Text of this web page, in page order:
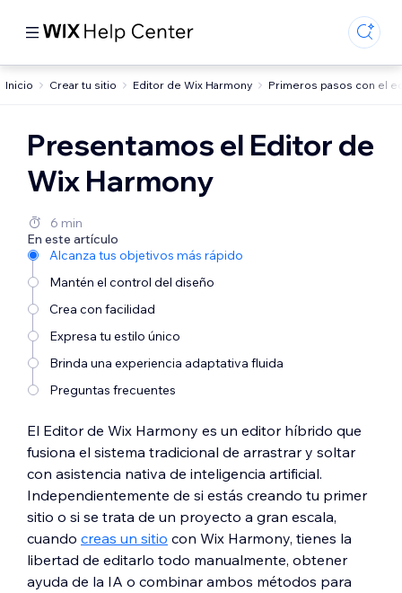
Inicio Crear tu sitio Editor de Wix Harmony Primeros pasos con el
Presentamos el Editor de
Wix Harmony
6 min
En este artículo
Alcanza tus objetivos más rápido
Mantén el control del diseño
Crea con facilidad
Expresa tu estilo único
Brinda una experiencia adaptativa fluida
Preguntas frecuentes
El Editor de Wix Harmony es un editor híbrido que
fusiona el sistema tradicional de arrastrar y soltar
con asistencia nativa de inteligencia artificial.
Independientemente de si estás creando tu primer
sitio o si se trata de un proyecto a gran escala,
cuando creas un sitio con Wix Harmony, tienes la
libertad de editarlo todo manualmente, obtener
ayuda de la IA o combinar ambos métodos para